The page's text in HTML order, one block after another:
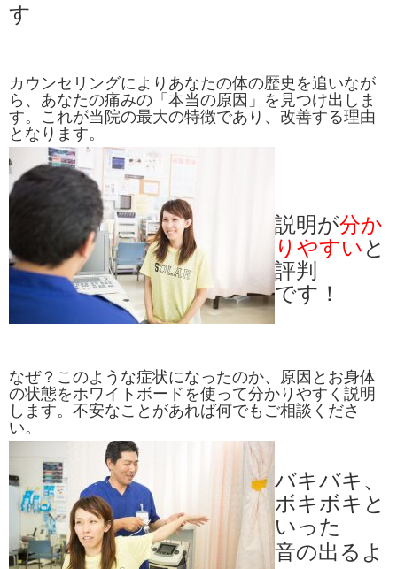
す
カウンセリングによりあなたの体の歴史を追いなが
ら、あなたの痛みの「本当の原因」を見つけ出しま
す。これが当院の最大の特徴であり、改善する理由
となります。
説明が分か
りやすい と
評判
です！
なぜ？このような症状になったのか、原因とお身体
の状態をホワイトボードを使って分かりやすく説明
します。不安なことがあれば何でもご相談くださ
い。
バキバキ、
ボキボキと
いった
音の出るよ